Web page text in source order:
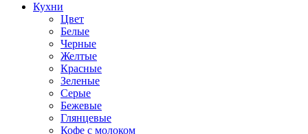
Кухни
Цвет
Белые
Черные
Желтые
Красные
Зеленые
Серые
Бежевые
Глянцевые
Кофе с молоком